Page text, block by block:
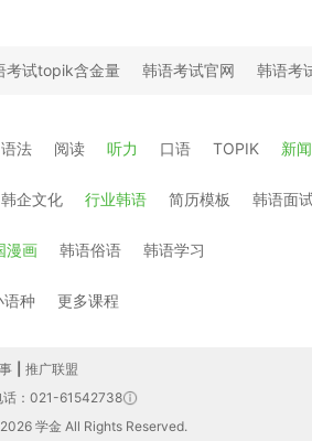
考试topik含金量 韩语考试官网 韩语考
语法 阅读 听力 口语 TOPIK 新
韩企文化 行业韩语 简历模板 韩语面
漫画 韩语俗语 韩语学习
语种 更多课程
推广联盟
话：021-61542738
学金 All Rights Reserved.